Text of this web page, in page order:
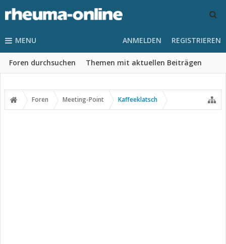
MENU
Foren durchsuchen Themen mit aktuellen Beiträgen
ANMELDEN REGISTRIEREN
Foren Meeting-Point Kaffeeklatsch